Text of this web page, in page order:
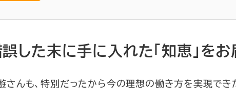
した末に手に入れた「知恵」をお
さんも、特別だったから今の理想の働き方を実現で